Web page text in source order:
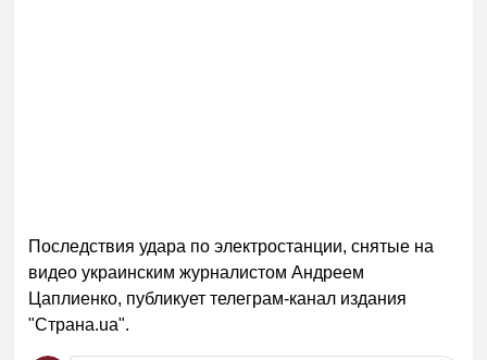
Последствия удара по электростанции, снятые на
видео украинским журналистом Андреем
Цаплиенко, публикует телеграм-канал издания
"Страна.ua".